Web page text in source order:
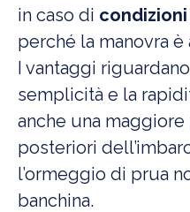
in caso di
perché la manovra
I vantaggi
semplicità e la
anche una
posteriori
l’ormeggio di prua
banchina.